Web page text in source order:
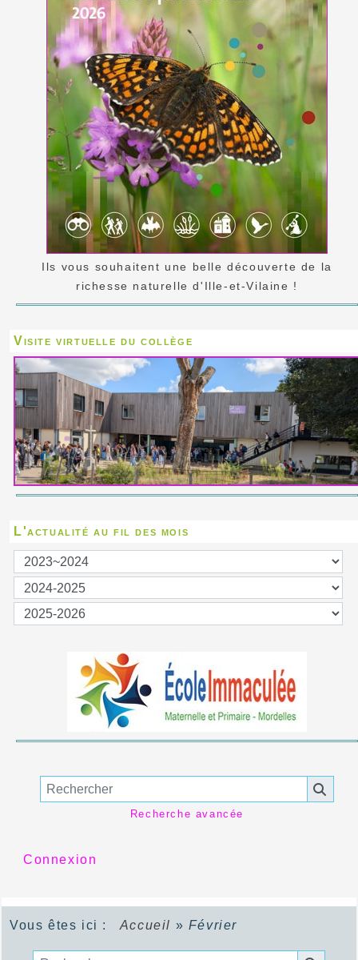
Ils vous souhaitent une belle découverte de la
richesse naturelle d'Ille-et-Vilaine !
Visite virtuelle du collège
L'actualité au fil des mois
Recherche avancée
Connexion
Vous êtes ici : Accueil » Février